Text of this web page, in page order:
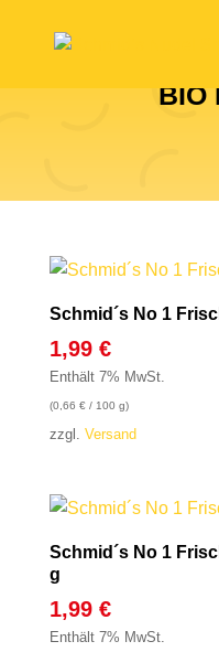
BIO
Schmid´s No 1
1,99 €
Enthält 7% MwSt.
(0,66 €/ 100 g)
zzgl. Versand
Schmid´s No 1
g
1,99 €
Enthält 7% MwSt.